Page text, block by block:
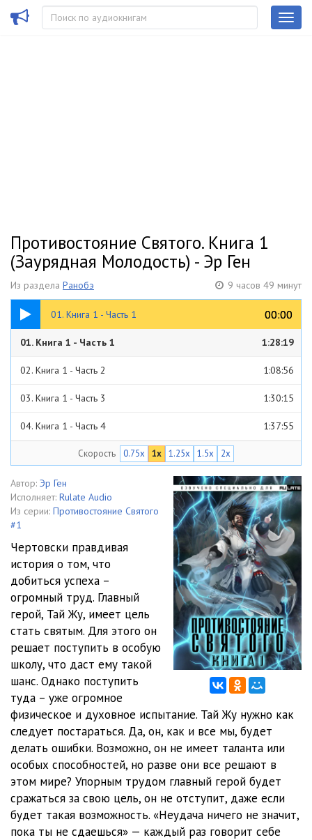
Противостояние Святого. Книга 1
(Заурядная Молодость) - Эр Ген
Из раздела Ранобэ 9 часов 49 минут
01. Книга 1 - Часть 1 00:00
00:00
1:28:19
01. Книга 1 - Часть 1 1:28:19
02. Книга 1 - Часть 2 1:08:56
03. Книга 1 - Часть 3 1:30:15
04. Книга 1 - Часть 4 1:37:55
05. Книга 1 - Часть 5
06. Книга 1 - Часть 6 1:20:48
07. Книга 1 - Часть 7 1:07:49
Скорость 0.75x 1x 1.25x 1.5x 2x
Автор: Эр Ген
Исполняет: Rulate Audio
Из серии: Противостояние Святого
#1
Чертовски правдивая
история о том, что
добиться успеха –
огромный труд. Главный
герой, Тай Жу, имеет цель
стать святым. Для этого он
решает поступить в особую
школу, что даст ему такой
шанс. Однако поступить
туда – уже огромное
физическое и духовное испытание. Тай Жу нужно как
следует постараться. Да, он, как и все мы, будет
делать ошибки. Возможно, он не имеет таланта или
особых способностей, но разве они все решают в
этом мире? Упорным трудом главный герой будет
сражаться за свою цель, он не отступит, даже если
будет такая возможность. «Неудача ничего не значит,
пока ты не сдаешься» — каждый раз говорит себе